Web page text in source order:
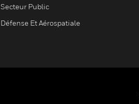
Secteur Public
Défense Et Aérospatiale